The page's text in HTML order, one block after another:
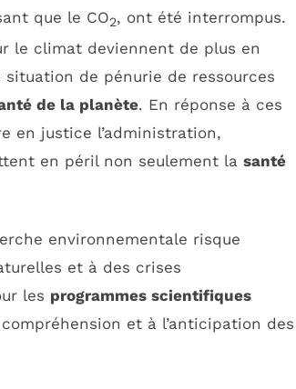
que le CO2, ont été interrompus.
le climat deviennent de plus en
de pénurie de ressources
de la planète. En réponse à ces
en justice l’administration,
en péril non seulement la santé
environnementale risque
et à des crises
les programmes scientifiques
et à l’anticipation des